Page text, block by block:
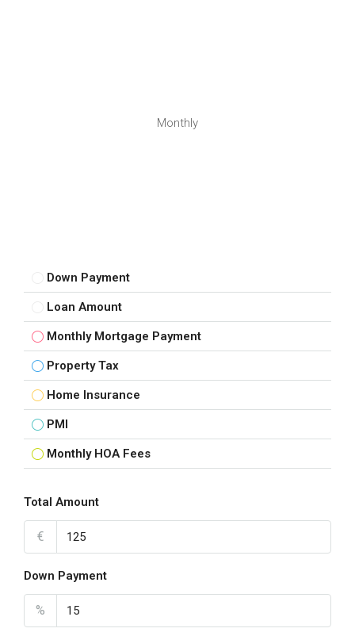
Monthly
Down Payment
Loan Amount
Monthly Mortgage Payment
Property Tax
Home Insurance
PMI
Monthly HOA Fees
Total Amount
€
Down Payment
%